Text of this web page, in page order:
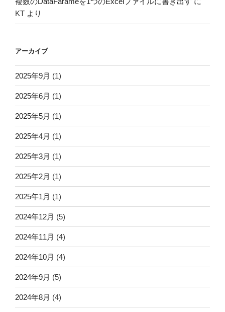
KT より
アーカイブ
2025年9月 (1)
2025年6月 (1)
2025年5月 (1)
2025年4月 (1)
2025年3月 (1)
2025年2月 (1)
2025年1月 (1)
2024年12月 (5)
2024年11月 (4)
2024年10月 (4)
2024年9月 (5)
2024年8月 (4)